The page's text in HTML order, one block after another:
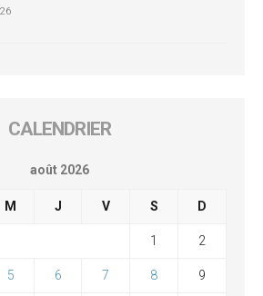
CALENDRIER
août 2026
M J V S D
1 2
5 6 7 8 9